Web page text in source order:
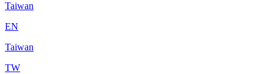
Taiwan
EN
Taiwan
TW